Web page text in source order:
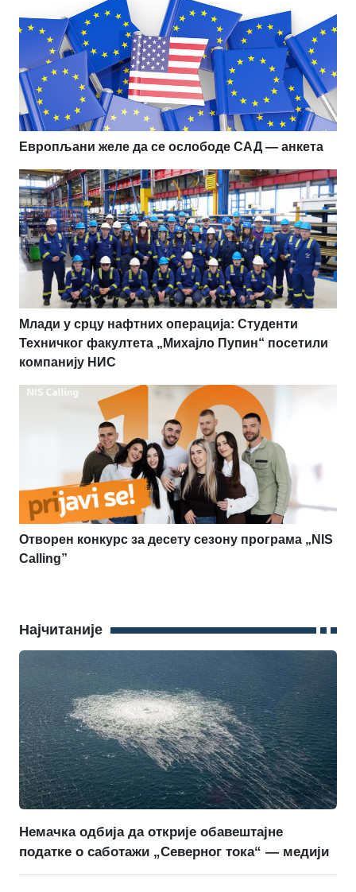
Европљани желе да се ослободе САД — анкета
Млади у срцу нафтних операција: Студенти
Техничког факултета „Михајло Пупин“ посетили
компанију НИС
Отворен конкурс за десету сезону програма „NIS
Calling”
Најчитаније
Немачка одбија да открије обавештајне
податке о саботажи „Северног тока“ — медији